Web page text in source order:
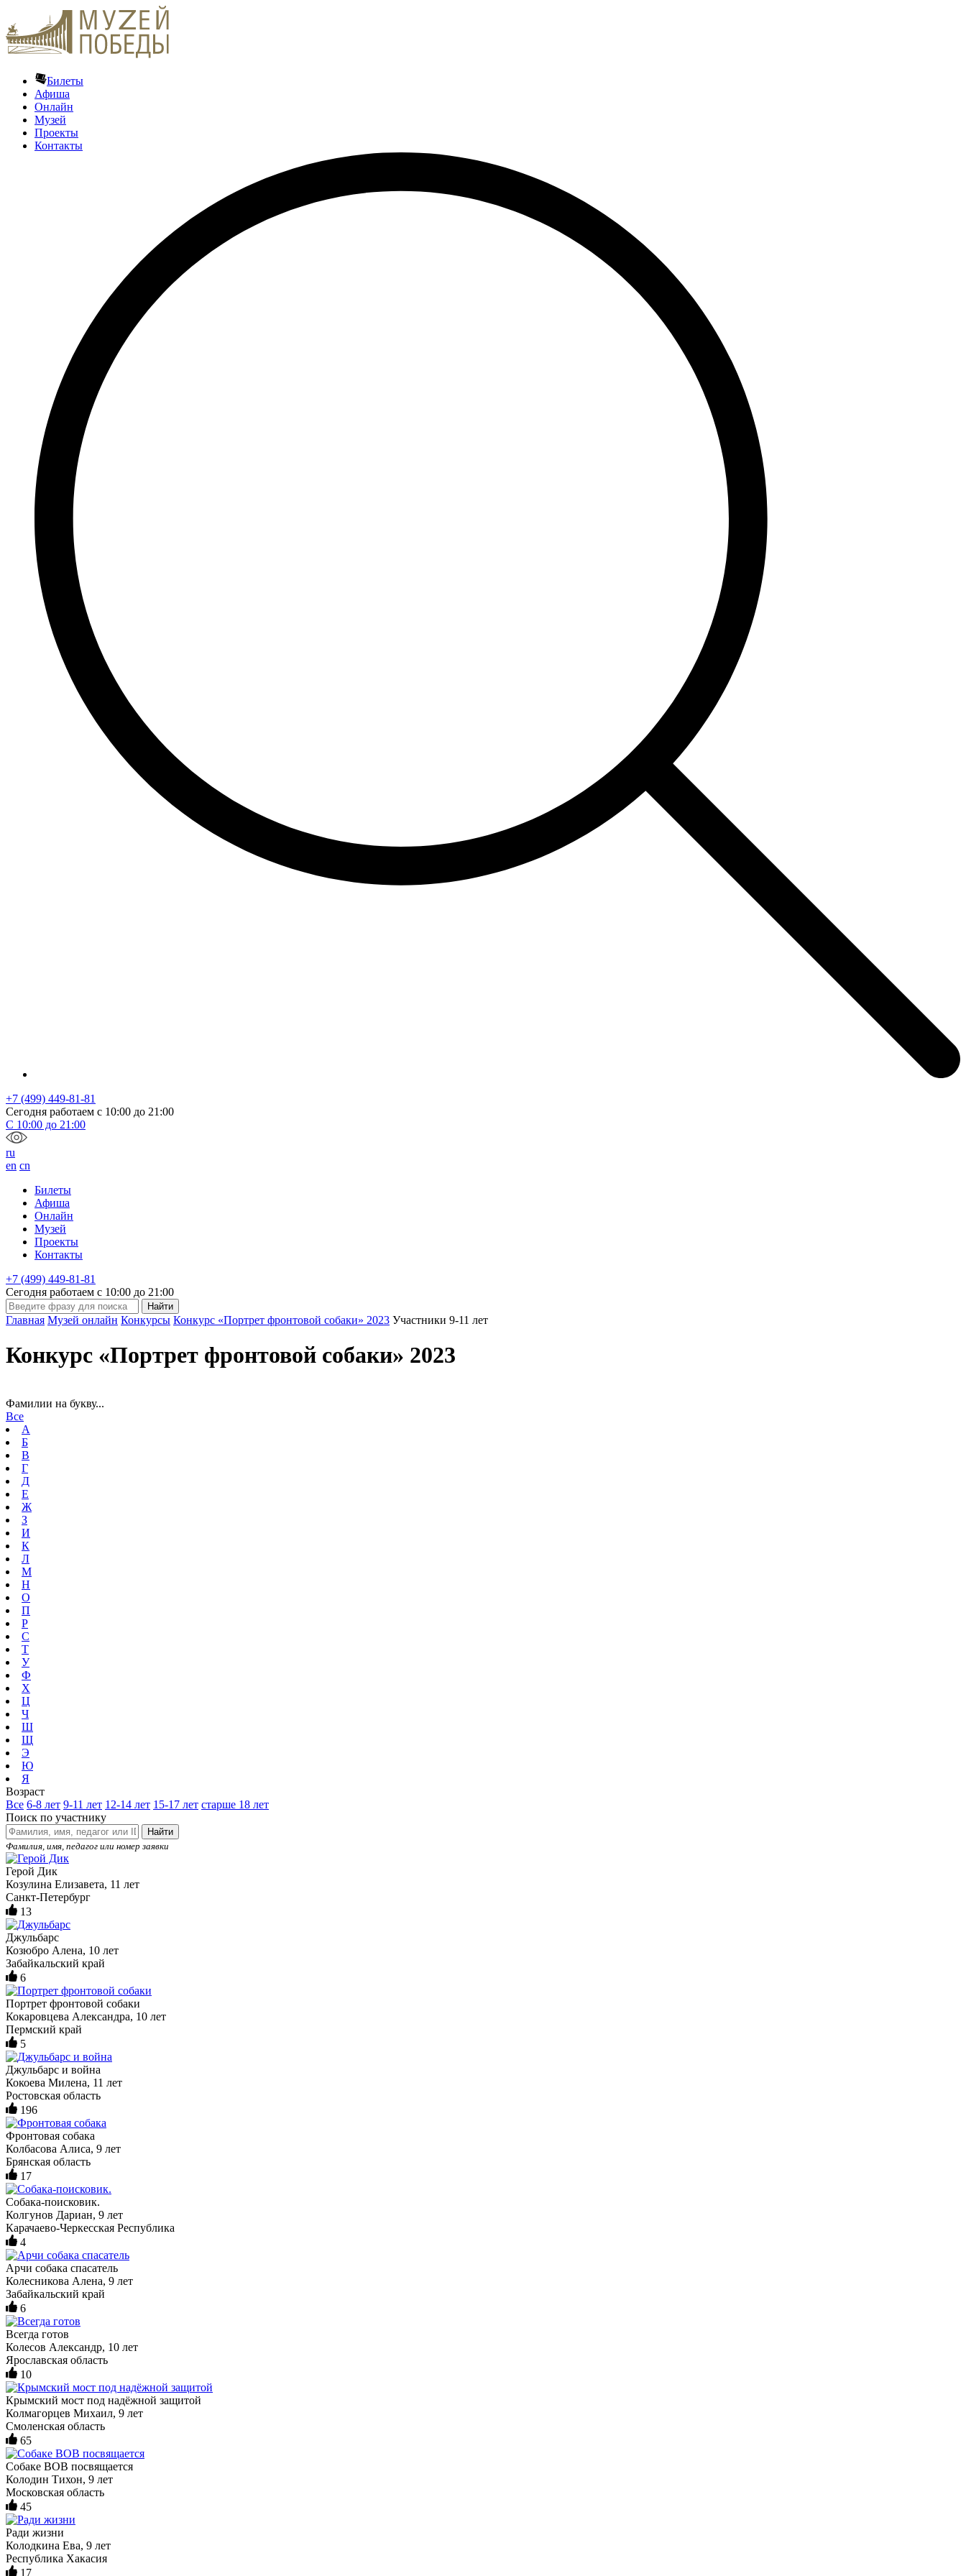
Билеты
Афиша
Онлайн
Музей
Проекты
Контакты
+7 (499) 449-81-81
Сегодня работаем с 10:00 до 21:00
С 10:00 до 21:00
ru
en cn
Билеты
Афиша
Онлайн
Музей
Проекты
Контакты
+7 (499) 449-81-81
Сегодня работаем с 10:00 до 21:00
Главная Музей онлайн Конкурсы Конкурс «Портрет фронтовой собаки» 2023 Участники 9-11 лет
Конкурс «Портрет фронтовой собаки» 2023
Фамилии на букву...
Все
А
Б
В
Г
Д
Е
Ж
З
И
К
Л
М
Н
О
П
Р
С
Т
У
Ф
Х
Ц
Ч
Ш
Щ
Э
Ю
Я
Возраст
Все 6-8 лет 9-11 лет 12-14 лет 15-17 лет старше 18 лет
Поиск по участнику
Найти
Фамилия, имя, педагог или номер заявки
Герой Дик
Козулина Елизавета, 11 лет
Санкт-Петербург
13
Джульбарс
Козюбро Алена, 10 лет
Забайкальский край
6
Портрет фронтовой собаки
Кокаровцева Александра, 10 лет
Пермский край
5
Джульбарс и война
Кокоева Милена, 11 лет
Ростовская область
196
Фронтовая собака
Колбасова Алиса, 9 лет
Брянская область
17
Собака-поисковик.
Колгунов Дариан, 9 лет
Карачаево-Черкесская Республика
4
Арчи собака спасатель
Колесникова Алена, 9 лет
Забайкальский край
6
Всегда готов
Колесов Александр, 10 лет
Ярославская область
10
Крымский мост под надёжной защитой
Колмагорцев Михаил, 9 лет
Смоленская область
65
Собаке ВОВ посвящается
Колодин Тихон, 9 лет
Московская область
45
Ради жизни
Колодкина Ева, 9 лет
Республика Хакасия
17